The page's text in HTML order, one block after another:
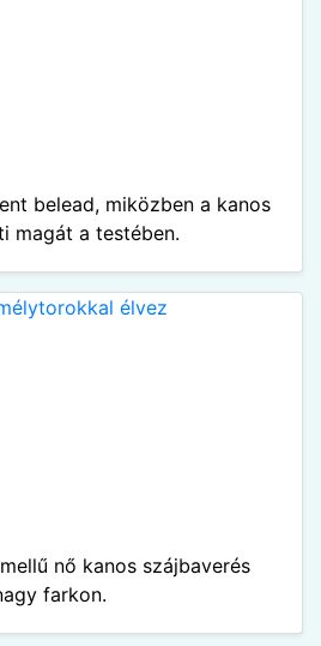
belead, miközben a kanos
magát a testében.
nő kanos szájbaverés
farkon.